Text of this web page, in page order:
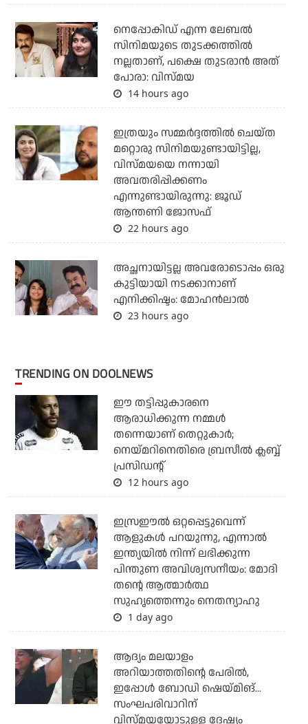
നെപ്പോകിഡ് എന്ന ലേബൽ
സിനിമയുടെ തുടക്കത്തിൽ
നല്ലതാണ്, പക്ഷെ തുടരാൻ അത്
പോരാ: വിസ്മയ
14 hours ago
ഇത്രയും സമ്മർദ്ദത്തിൽ ചെയ്ത
മറ്റൊരു സിനിമയുണ്ടായിട്ടില്ല,
വിസ്മയയെ നന്നായി
അവതരിപ്പിക്കണം
എന്നുണ്ടായിരുന്നു: ജൂഡ്
ആന്തണി ജോസഫ്
22 hours ago
അച്ഛനായിട്ടല്ല അവരോടൊപ്പം ഒരു
കുട്ടിയായി നടക്കാനാണ്
എനിക്കിഷ്ടം: മോഹൻലാൽ
23 hours ago
TRENDING ON DOOLNEWS
ഈ തട്ടിപ്പുകാരനെ
ആരാധിക്കുന്ന നമ്മള്‍
തന്നെയാണ് തെറ്റുകാര്‍;
നെയ്മറിനെതിരെ ബ്രസീല്‍ ക്ലബ്ബ്
പ്രസിഡന്റ്
12 hours ago
ഇസ്രഈല്‍ ഒറ്റപ്പെട്ടുവെന്ന്
ആളുകള്‍ പറയുന്നു, എന്നാല്‍
ഇന്ത്യയില്‍ നിന്ന് ലഭിക്കുന്ന
പിന്തുണ അവിശ്വസനീയം: മോദി
തന്റെ ആത്മാര്‍ത്ഥ
സുഹൃത്തെന്നും നെതന്യാഹു
1 day ago
ആദ്യം മലയാളം
അറിയാത്തതിന്റെ പേരില്‍,
ഇപ്പോള്‍ ബോഡി ഷെയ്മിങ്...
സംഘപരിവാറിന്
വിസ്മയയോടുള്ള ദേഷ്യം